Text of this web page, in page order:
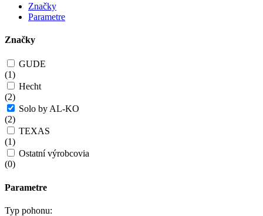
Značky
Parametre
Značky
GUDE
(1)
Hecht
(2)
Solo by AL-KO
(2)
TEXAS
(1)
Ostatní výrobcovia
(0)
Parametre
Typ pohonu: